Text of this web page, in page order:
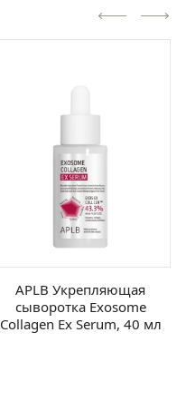
APLB Укрепляющая
сыворотка Exosome
Collagen Ex Serum, 40 мл